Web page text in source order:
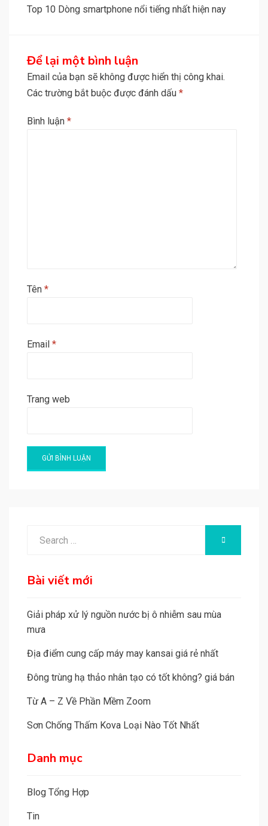
Top 10 Dòng smartphone nổi tiếng nhất hiện nay
Để lại một bình luận
Email của bạn sẽ không được hiển thị công khai.
Các trường bắt buộc được đánh dấu *
Bình luận *
Tên *
Email *
Trang web
a
i
v
:
SEARCH
Bài viết mới
Giải pháp xử lý nguồn nước bị ô nhiễm sau mùa
mưa
Địa điểm cung cấp máy may kansai giá rẻ nhất
Đông trùng hạ thảo nhân tạo có tốt không? giá bán
Từ A – Z Về Phần Mềm Zoom
Sơn Chống Thấm Kova Loại Nào Tốt Nhất
Danh mục
Blog Tổng Hợp
Tin